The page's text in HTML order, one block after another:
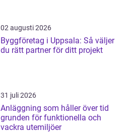
02 augusti 2026
Byggföretag i Uppsala: Så väljer
du rätt partner för ditt projekt
31 juli 2026
Anläggning som håller över tid
grunden för funktionella och
vackra utemiljöer